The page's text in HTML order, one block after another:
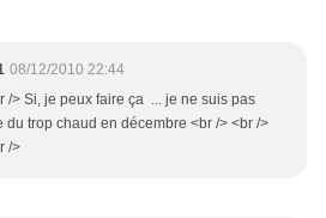
08/12/2010 22:44
/> Si, je peux faire ça ... je ne suis pas
du trop chaud en décembre <br /> <br />
/>